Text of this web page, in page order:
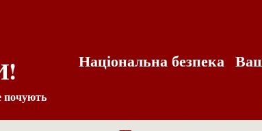
почують
Національна безпека